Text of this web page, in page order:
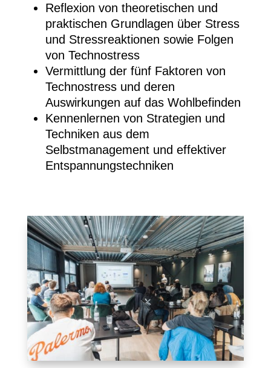
Reflexion von theoretischen und
praktischen Grundlagen über Stress
und Stressreaktionen sowie Folgen
von Technostress
Vermittlung der fünf Faktoren von
Technostress und deren
Auswirkungen auf das Wohlbefinden
Kennenlernen von Strategien und
Techniken aus dem
Selbstmanagement und effektiver
Entspannungstechniken